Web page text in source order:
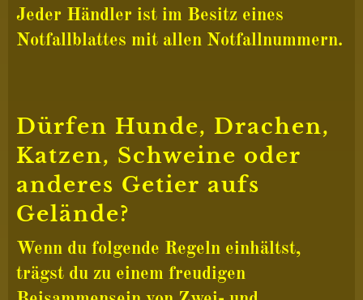
Jeder Händler ist im Besitz eines
Notfallblattes mit allen Notfallnummern.
Dürfen Hunde, Drachen,
Katzen, Schweine oder
anderes Getier aufs
Gelände?
Wenn du folgende Regeln einhältst,
trägst du zu einem freudigen